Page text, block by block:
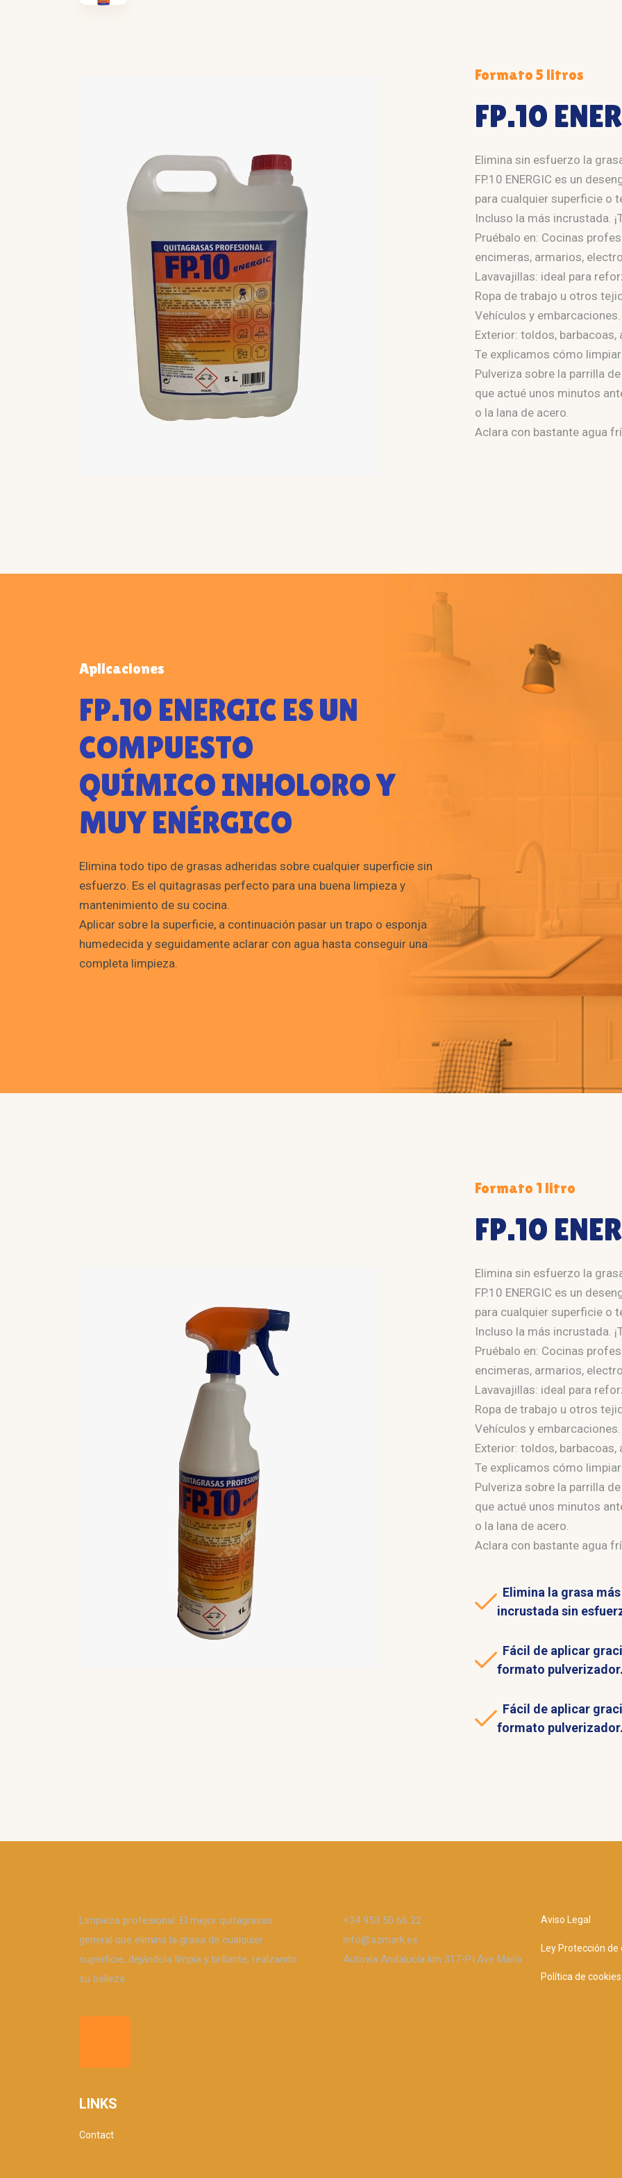
Formato 5 litros
FP.10
Elimina sin esfuerzo la
FP.10 ENERGIC es un
para cualquier superficie o
Incluso la más incrustada.
Pruébalo en: Cocinas
encimeras, armarios,
Lavavajillas: ideal para
Ropa de trabajo u otros
Vehículos y embarcaciones.
Exterior: toldos,
Te explicamos cómo
Pulveriza sobre la parrilla
que actué unos minutos
o la lana de acero.
Aclara con bastante agua
Aplicaciones
FP.10 ENERGIC ES UN
COMPUESTO
QUÍMICO INHOLORO Y
MUY ENÉRGICO
Elimina todo tipo de grasas adheridas sobre cualquier superficie sin
esfuerzo. Es el quitagrasas perfecto para una buena limpieza y
mantenimiento de su cocina.
Aplicar sobre la superficie, a continuación pasar un trapo o esponja
humedecida y seguidamente aclarar con agua hasta conseguir una
completa limpieza.
Formato 1 litro
FP.10
Elimina sin esfuerzo la
FP.10 ENERGIC es un
para cualquier superficie o
Incluso la más incrustada.
Pruébalo en: Cocinas
encimeras, armarios,
Lavavajillas: ideal para
Ropa de trabajo u otros
Vehículos y embarcaciones.
Exterior: toldos,
Te explicamos cómo
Pulveriza sobre la parrilla
que actué unos minutos
o la lana de acero.
Aclara con bastante agua
Elimina la grasa más
incrustada sin
Fácil de aplicar
formato
Fácil de aplicar
formato
Limpieza profesional. El mejor quitagrasas
general que elimina la grasa de cualquier
superficie, dejándola límpia y brillante, realzando
su belleza.
LINKS
Contact
+34 953 50 66 22
info@azmark.es
Autovía Andalucía km 317-P.I.Ave María
Aviso Legal
Ley Protección
Política de cookies